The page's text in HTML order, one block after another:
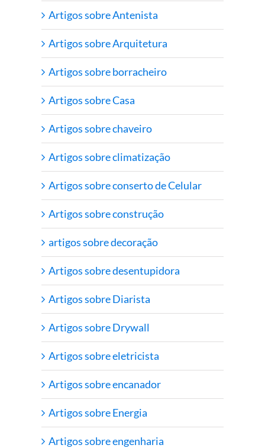
Artigos sobre Antenista
Artigos sobre Arquitetura
Artigos sobre borracheiro
Artigos sobre Casa
Artigos sobre chaveiro
Artigos sobre climatização
Artigos sobre conserto de Celular
Artigos sobre construção
artigos sobre decoração
Artigos sobre desentupidora
Artigos sobre Diarista
Artigos sobre Drywall
Artigos sobre eletricista
Artigos sobre encanador
Artigos sobre Energia
Artigos sobre engenharia